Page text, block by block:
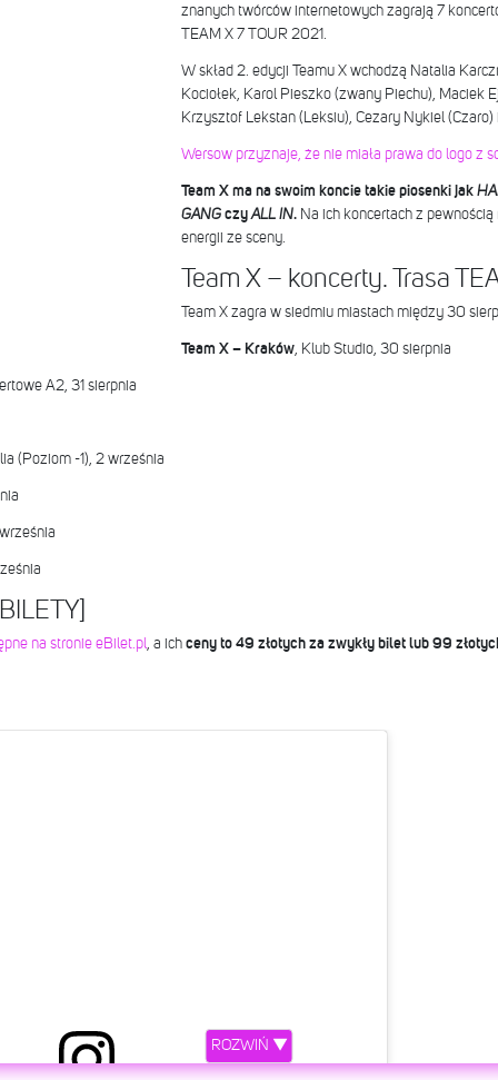
znanych twórców internetowych zagrają 7
TEAM X 7 TOUR 2021.
W skład 2. edycji Teamu X wchodzą Natalia
Kociołek, Karol Pieszko (zwany Piechu), Maciek
Krzysztof Lekstan (Leksiu), Cezary Nykiel
Wersow przyznaje, że nie miała prawa do logo z
Team X ma na swoim koncie takie piosenki jak
GANGczyALL IN.Na ich koncertach z
energii ze sceny.
Team X – koncerty. Trasa
Team X zagra w siedmiu miastach między 30
Team X – Kraków, Klub Studio, 30 sierpnia
A2, 31 sierpnia
(Poziom -1), 2 września
na stronie eBilet.pl, a ich ceny to 49 złotych za zwykły bilet lub 99
ROZWIŃ ▼